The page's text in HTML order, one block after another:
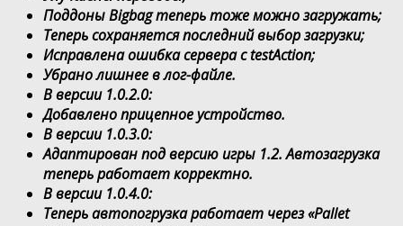
Поддоны Bigbag теперь тоже можно загружать;
Теперь сохраняется последний выбор загрузки;
Исправлена ошибка сервера с testAction;
Убрано лишнее в лог-файле.
В версии 1.0.2.0:
Добавлено прицепное устройство.
В версии 1.0.3.0:
Адаптирован под версию игры 1.2. Автозагрузка
теперь работает корректно.
В версии 1.0.4.0:
Теперь автопогрузка работает через «Pallet